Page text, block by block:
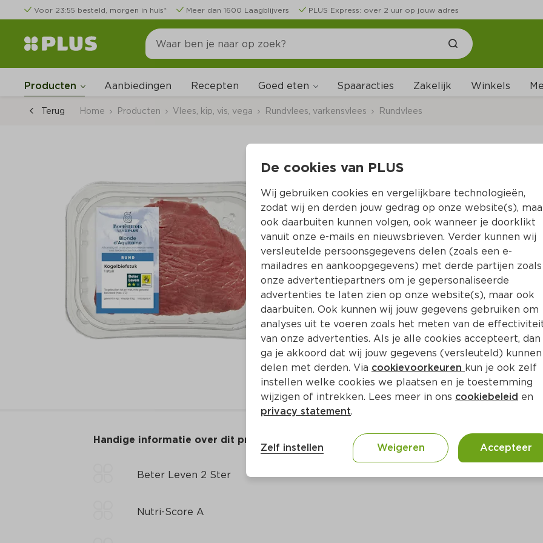
Voor 23:55 besteld, morgen in huis* Meer dan 1600 Laagblijvers PLUS Express: over 2 uur op jouw adres
Producten Aanbiedingen Recepten Goed eten Spaaracties Zakelijk Winkels
Terug Home Producten Vlees, kip, vis, vega Rundvlees, varkensvlees Rundvlees
PLUS Boerentrots
d'Aquitaine 1 st
Per 150 gram  (per kilo €36.50)
5.48
Toevoegen
Handige informatie over dit product
Beter Leven 2 Ster
Nutri-Score A
De cookies van PLUS
Wij gebruiken cookies en vergelijkbare technologieën,
zodat wij en derden jouw gedrag op onze website(s),
ook daarbuiten kunnen volgen, ook wanneer je doorklikt
vanuit onze e-mails en nieuwsbrieven. Verder kunnen wij
versleutelde persoonsgegevens delen (zoals een e-
mailadres en aankoopgegevens) met derde partijen zoals
onze advertentiepartners om je gepersonaliseerde
advertenties te laten zien op onze website(s), maar ook
daarbuiten. Ook kunnen wij jouw gegevens gebruiken om
analyses uit te voeren zoals het meten van de
van onze advertenties. Als je alle cookies accepteert, dan
ga je akkoord dat wij jouw gegevens (versleuteld) kunnen
delen met derden. Via cookievoorkeuren kun je ook zelf
instellen welke cookies we plaatsen en je toestemming
wijzigen of intrekken. Lees meer in ons cookiebeleid en
privacy statement.
Zelf instellen Weigeren Accepteer